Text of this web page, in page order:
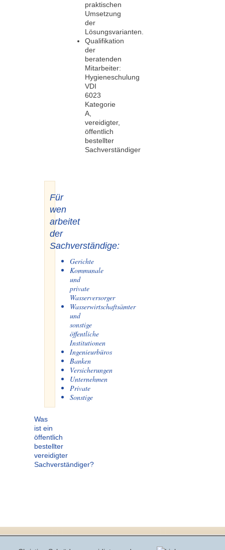
praktischen
Umsetzung
der
Lösungsvarianten.
Qualifikation
der
beratenden
Mitarbeiter:
Hygieneschulung
VDI
6023
Kategorie
A,
vereidigter,
öffentlich
bestellter
Sachverständiger
Für
wen
arbeitet
der
Sachverständige:
Gerichte
Kommunale
und
private
Wasserversorger
Wasserwirtschaftsämter
und
sonstige
öffentliche
Institutionen
Ingenieurbüros
Banken
Versicherungen
Unternehmen
Private
Sonstige
Was
ist ein
öffentlich
bestellter
vereidigter
Sachverständiger?